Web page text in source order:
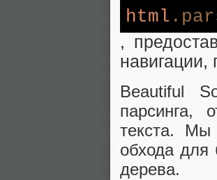
html
,
Beautiful
парсинга,
текста. Мы
обхода для
дерева.